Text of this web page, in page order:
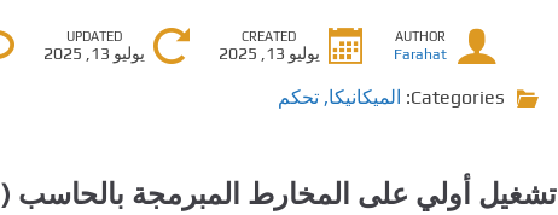
AUTHOR
Farahat
CREATED
يوليو 13, 2025
UPDATED
يوليو 13, 2025
Categories: الميكانيكا, تحكم
تشغيل أولي على المخارط المبرمجة بالحاسب (CNC Turning)